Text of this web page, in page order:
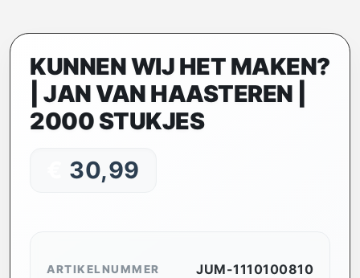
KUNNEN WIJ HET MAKEN?
| JAN VAN HAASTEREN |
2000 STUKJES
30,99
ARTIKELNUMMER JUM-1110100810